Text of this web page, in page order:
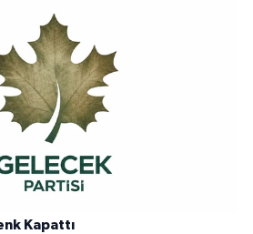
Kapattı